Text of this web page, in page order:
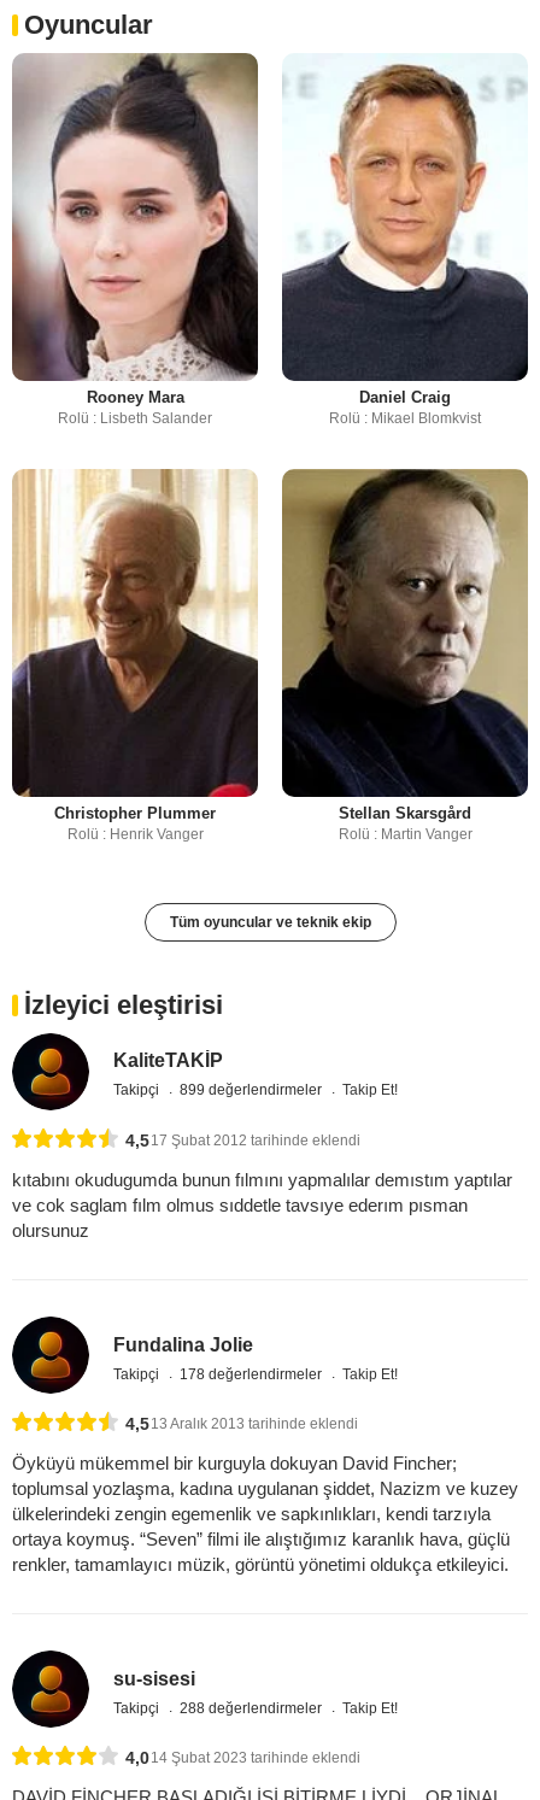
Oyuncular
Rooney Mara
Rolü : Lisbeth Salander
Daniel Craig
Rolü : Mikael Blomkvist
Christopher Plummer
Rolü : Henrik Vanger
Stellan Skarsgård
Rolü : Martin Vanger
Tüm oyuncular ve teknik ekip
İzleyici eleştirisi
KaliteTAKİP
Takipçi 899 değerlendirmeler Takip Et!
4,517 Şubat 2012 tarihinde eklendi
kıtabını okudugumda bunun fılmını yapmalılar demıstım yaptılar
ve cok saglam fılm olmus sıddetle tavsıye ederım pısman
olursunuz
Fundalina Jolie
Takipçi 178 değerlendirmeler Takip Et!
4,513 Aralık 2013 tarihinde eklendi
Öyküyü mükemmel bir kurguyla dokuyan David Fincher;
toplumsal yozlaşma, kadına uygulanan şiddet, Nazizm ve kuzey
ülkelerindeki zengin egemenlik ve sapkınlıkları, kendi tarzıyla
ortaya koymuş. “Seven” filmi ile alıştığımız karanlık hava, güçlü
renkler, tamamlayıcı müzik, görüntü yönetimi oldukça etkileyici.
su-sisesi
Takipçi 288 değerlendirmeler Takip Et!
4,014 Şubat 2023 tarihinde eklendi